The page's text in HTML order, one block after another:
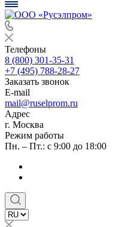
Телефоны
8 (800) 301-35-31
+7 (495) 788-28-27
Заказать звонок
E-mail
mail@ruselprom.ru
Адрес
г. Москва
Режим работы
Пн. – Пт.: с 9:00 до 18:00